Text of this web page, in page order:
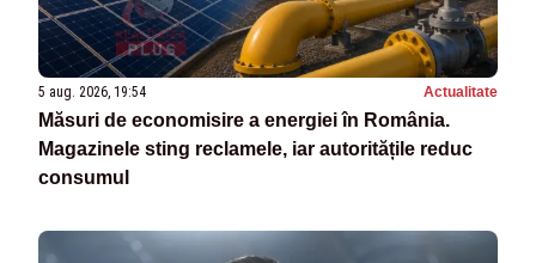
5 aug. 2026, 19:54 Actualitate
Măsuri de economisire a energiei în România.
Magazinele sting reclamele, iar autoritățile reduc
consumul